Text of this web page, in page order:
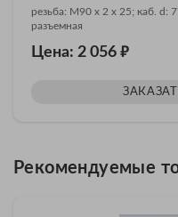
резьба: M90 x 2 x 25; каб. d:
разъемная
Цена: 2 056 ₽
Рекомендуемые